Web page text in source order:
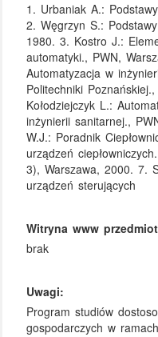
1. Urbaniak A.:
2. Węgrzyn S.:
1980. 3. Kostro J.:
automatyki., PWN,
Automatyzacja w
Politechniki
Kołodziejczyk L.:
inżynierii sanitarnej.,
W.J.: Poradnik
urządzeń
3), Warszawa, 2000. 7.
urządzeń sterujących
Witryna www
brak
Uwagi:
Program studiów
gospodarczych w